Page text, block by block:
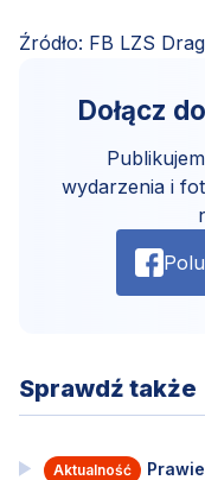
Źródło: FB LZS
Dołącz
wydarzenia i
Sprawdź także
Aktualność